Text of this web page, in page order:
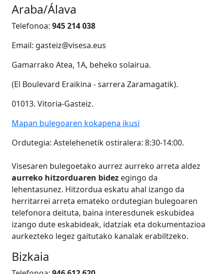
Araba/Álava
Telefonoa: 945 214 038
Email: gasteiz@visesa.eus
Gamarrako Atea, 1A, beheko solairua.
(El Boulevard Eraikina - sarrera Zaramagatik).
01013. Vitoria-Gasteiz.
Mapan bulegoaren kokapena ikusi
Ordutegia: Astelehenetik ostiralera: 8:30-14:00.
Visesaren bulegoetako aurrez aurreko arreta aldez
aurreko hitzorduaren bidez egingo da
lehentasunez. Hitzordua eskatu ahal izango da
herritarrei arreta emateko ordutegian bulegoaren
telefonora deituta, baina interesdunek eskubidea
izango dute eskabideak, idatziak eta dokumentazioa
aurkezteko legez gaitutako kanalak erabiltzeko.
Bizkaia